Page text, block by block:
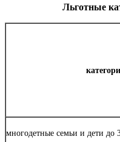
Льготные
многодетные семьи и дети до